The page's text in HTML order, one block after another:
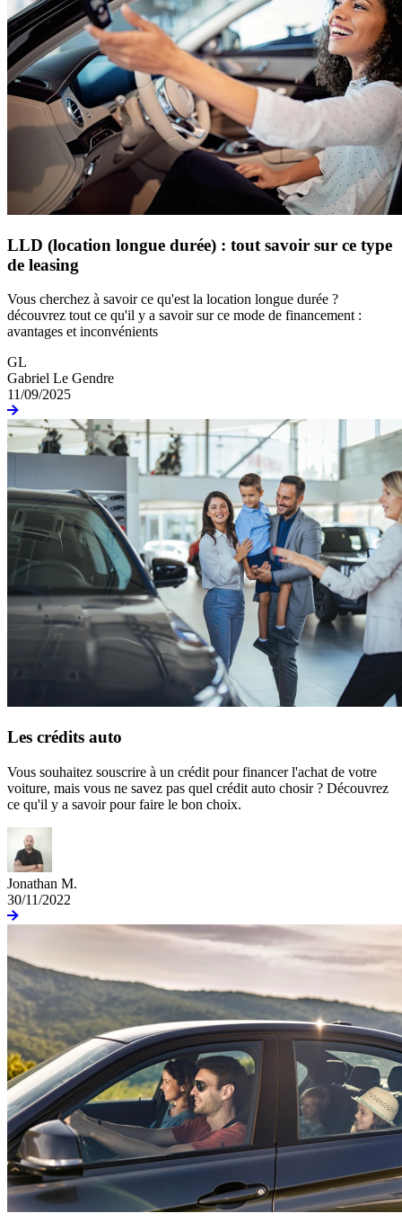
LLD (location longue durée) : tout savoir sur ce type
de leasing
Vous cherchez à savoir ce qu'est la location longue durée ?
découvrez tout ce qu'il y a savoir sur ce mode de financement :
avantages et inconvénients
GL
Gabriel Le Gendre
11/09/2025
Les crédits auto
Vous souhaitez souscrire à un crédit pour financer l'achat de votre
voiture, mais vous ne savez pas quel crédit auto chosir ? Découvrez
ce qu'il y a savoir pour faire le bon choix.
Jonathan M.
30/11/2022